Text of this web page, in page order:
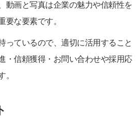
動画と写真は企業の魅力や信頼性を
要な要素です。
っているので、適切に活用すること
・信頼獲得・お問い合わせや採用応
。